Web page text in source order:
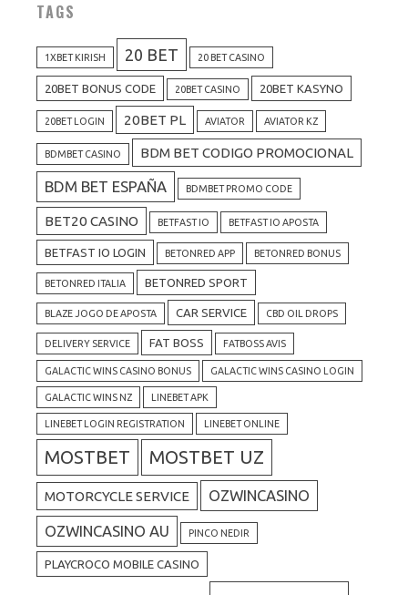
TAGS
1XBET KIRISH 20 BET 20 BET CASINO
20BET BONUS CODE 20BET CASINO 20BET KASYNO
20BET LOGIN 20BET PL AVIATOR AVIATOR KZ
BDMBET CASINO BDM BET CODIGO PROMOCIONAL
BDM BET ESPAÑA BDMBET PROMO CODE
BET20 CASINO BETFAST IO BETFAST IO APOSTA
BETFAST IO LOGIN BETONRED APP BETONRED BONUS
BETONRED ITALIA BETONRED SPORT
BLAZE JOGO DE APOSTA CAR SERVICE CBD OIL DROPS
DELIVERY SERVICE FAT BOSS FATBOSS AVIS
GALACTIC WINS CASINO BONUS GALACTIC WINS CASINO LOGIN
GALACTIC WINS NZ LINEBET APK
LINEBET LOGIN REGISTRATION LINEBET ONLINE
MOSTBET MOSTBET UZ
MOTORCYCLE SERVICE OZWINCASINO
OZWINCASINO AU PINCO NEDIR
PLAYCROCO MOBILE CASINO